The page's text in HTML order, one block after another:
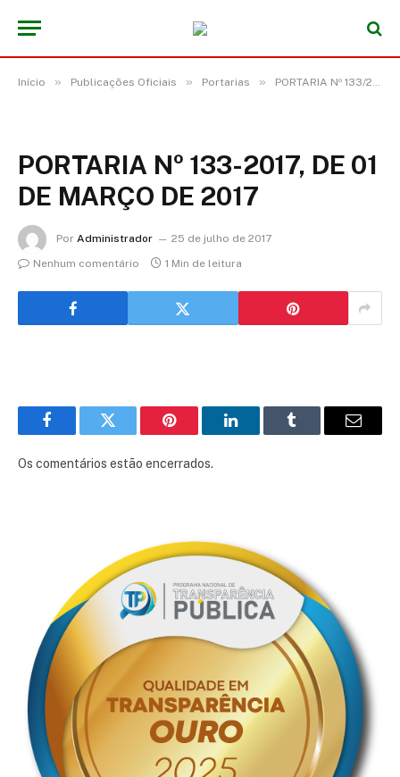
Início » Publicações Oficiais » Portarias » PORTARIA Nº 133/2017, DE 01 DE MARÇO DE 2017
PORTARIA Nº 133-2017, DE 01
DE MARÇO DE 2017
Por Administrador
25 de julho de 2017
Nenhum comentário
1 Min de leitura
FacebookTwitter Pinterest LinkedInTumblr
E-
Os comentários estão encerrados.